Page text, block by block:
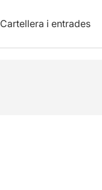
Cartellera i entrades